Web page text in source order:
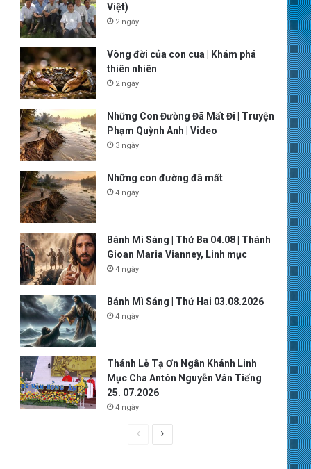
Việt)
2 ngày
Vòng đời của con cua | Khám phá
thiên nhiên
2 ngày
Những Con Đường Đã Mất Đi | Truyện
Phạm Quỳnh Anh | Video
3 ngày
Những con đường đã mất
4 ngày
Bánh Mì Sáng | Thứ Ba 04.08 | Thánh
Gioan Maria Vianney, Linh mục
4 ngày
Bánh Mì Sáng | Thứ Hai 03.08.2026
4 ngày
Thánh Lễ Tạ Ơn Ngân Khánh Linh
Mục Cha Antôn Nguyễn Vân Tiếng
25. 07.2026
4 ngày